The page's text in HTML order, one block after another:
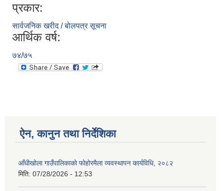
प्रकार:
सार्वजनिक खरीद / बोलपत्र सूचना
आर्थिक वर्ष:
७४/७५
ऐन, कानुन तथा निर्देशिका
आँधीखोला गाउँपालिकाको फोहोरमैला व्यवस्थापन कार्यविधि, २०८२
मिति: 07/28/2026 - 12:53